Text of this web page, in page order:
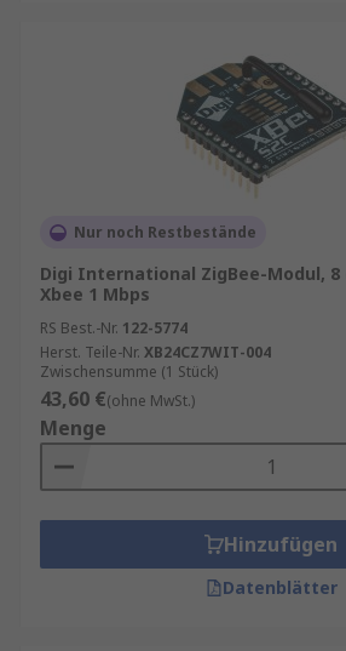
Nur noch Restbestände
Digi International ZigBee-Modul, 8
Xbee 1 Mbps
RS Best.-Nr. 122-5774
Herst. Teile-Nr. XB24CZ7WIT-004
Zwischensumme (1 Stück)
43,60 €(ohne MwSt.)
Menge
Hinzufügen
Datenblätter